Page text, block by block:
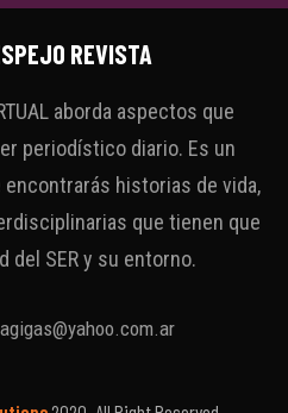
REVISTA
aborda aspectos que
periodístico diario. Es un
historias de vida,
que tienen que
del SER y su entorno.